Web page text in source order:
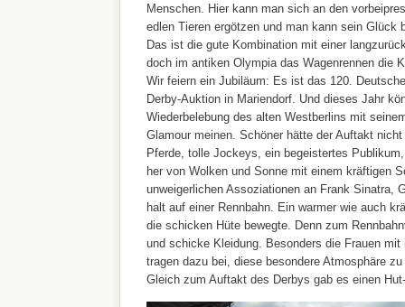
Menschen. Hier kann man sich an den
edlen Tieren ergötzen und man kann sein Glück
Das ist die gute Kombination mit einer
doch im antiken Olympia das Wagenrennen die
Wir feiern ein Jubiläum: Es ist das 120.
Derby-Auktion in Mariendorf. Und dieses Jahr
Wiederbelebung des alten Westberlins mit
Glamour meinen. Schöner hätte der Auftakt
Pferde, tolle Jockeys, ein begeistertes
her von Wolken und Sonne mit einem kräftigen
unweigerlichen Assoziationen an Frank Sinatra,
halt auf einer Rennbahn. Ein warmer wie auch
die schicken Hüte bewegte. Denn zum
und schicke Kleidung. Besonders die Frauen mit
tragen dazu bei, diese besondere Atmosphäre
Gleich zum Auftakt des Derbys gab es einen